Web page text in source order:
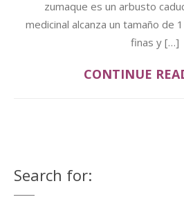
zumaque es un arbusto
medicinal alcanza un tamaño de
finas y […]
CONTINUE
Search for: